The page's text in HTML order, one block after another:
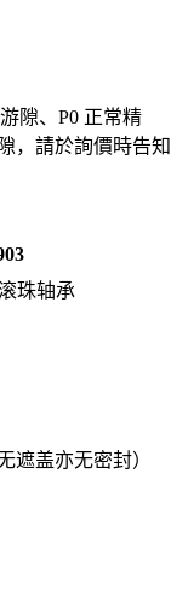
隙、P0 正常精
，請於詢價時告知
珠轴承
遮盖亦无密封）